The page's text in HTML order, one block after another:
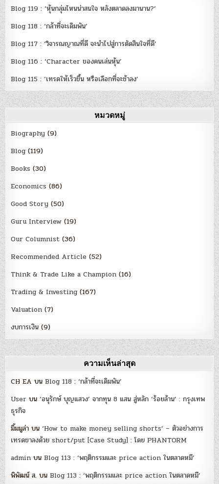
Blog 119 : ‘หุ้นกลุ่มไหนน่าสนใจ หลังตลาดลงมานาน?’
Blog 118 : ‘กล้าที่จะเดิมพัน’
Blog 117 : ‘วิจารณญาณที่ดี จะนำไปสู่การตัดสินใจที่ดี’
Blog 116 : ‘Character ของคนเล่นหุ้น’
Blog 115 : ‘เทรดให้เร็วขึ้น หรือเลือกที่จะช้าลง’
หมวดหมู่
Biography (9)
Blog (119)
Books (30)
Economics (86)
Good Story (50)
Guru Interview (19)
Our Columnist (36)
Recommended Article (52)
Think & Trade Like a Champion (16)
Trading & Investing (167)
Valuation (7)
งบการเงิน (9)
ความเห็นล่าสุด
CH EA บนBlog 118 : ‘กล้าที่จะเดิมพัน’
User บน‘อนุรักษ์ บุญแสวง’ จากทุน 8 แสน สู่หลัก ‘ร้อยล้าน’ : กรุงเทพ
ธุรกิจ
มิ้มมูล่า บน‘How to make money selling shorts’ – ตัวอย่างการ
เทรดขาลงด้วย short/put [Case Study] : โดย PHANTORM
admin บนBlog 113 : ‘พฤติกรรมและ price action ในตลาดหมี’
พิพัฒน์ ส. บนBlog 113 : ‘พฤติกรรมและ price action ในตลาดหมี’